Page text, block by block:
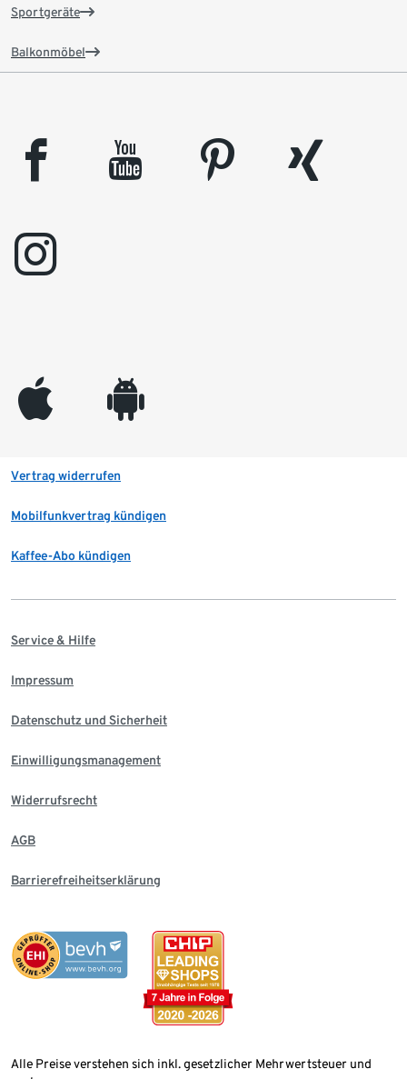
Sportgeräte
Balkonmöbel
facebook youtube pinterest
xing
instagram
appleinc android
Vertrag widerrufen
Mobilfunkvertrag kündigen
Kaffee-Abo kündigen
Service & Hilfe
Impressum
Datenschutz und Sicherheit
Einwilligungsmanagement
Widerrufsrecht
AGB
Barrierefreiheitserklärung
Alle Preise verstehen sich inkl. gesetzlicher Mehrwertsteuer und